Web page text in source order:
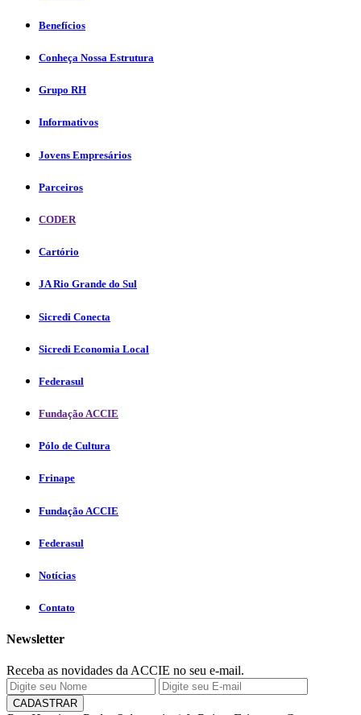
Benefícios
Conheça Nossa Estrutura
Grupo RH
Informativos
Jovens Empresários
Parceiros
CODER
Cartório
JA Rio Grande do Sul
Sicredi Conecta
Sicredi Economia Local
Federasul
Fundação ACCIE
Pólo de Cultura
Frinape
Fundação ACCIE
Federasul
Notícias
Contato
Newsletter
Receba as novidades da ACCIE no seu e-mail.